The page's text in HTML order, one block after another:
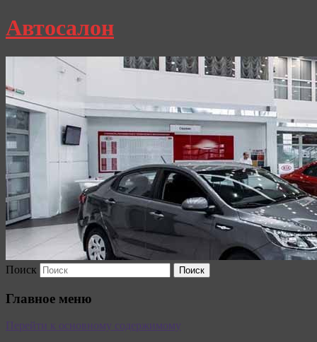
Автосалон
Поиск
Главное меню
Перейти к основному содержимому